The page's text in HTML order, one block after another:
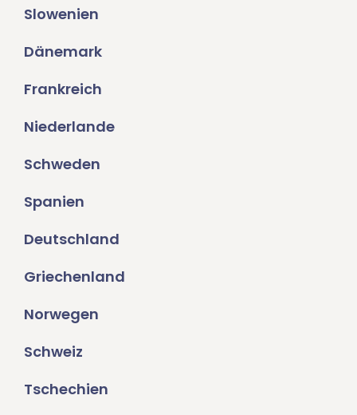
Slowenien
Dänemark
Frankreich
Niederlande
Schweden
Spanien
Deutschland
Griechenland
Norwegen
Schweiz
Tschechien